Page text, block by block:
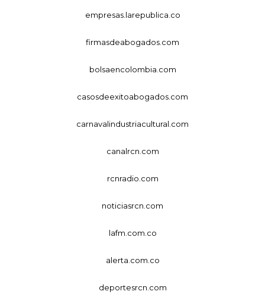
empresas.larepublica.co
firmasdeabogados.com
bolsaencolombia.com
casosdeexitoabogados.com
carnavalindustriacultural.com
canalrcn.com
rcnradio.com
noticiasrcn.com
lafm.com.co
alerta.com.co
deportesrcn.com